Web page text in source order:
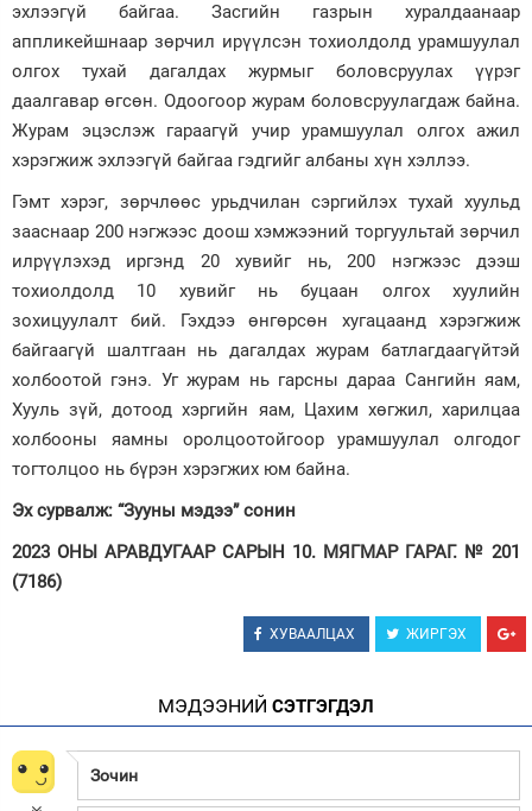
эхлээгүй байгаа. Засгийн газрын хуралдаанаар
аппликейшнаар зөрчил ирүүлсэн тохиолдолд урамшуулал
олгох тухай дагалдах журмыг боловсруулах үүрэг
даалгавар өгсөн. Одоогоор журам боловсруулагдаж байна.
Журам эцэслэж гараагүй учир урамшуулал олгох ажил
хэрэгжиж эхлээгүй байгаа гэдгийг албаны хүн хэллээ.
Гэмт хэрэг, зөрчлөөс урьдчилан сэргийлэх тухай хуульд
зааснаар 200 нэгжээс доош хэмжээний торгуультай зөрчил
илрүүлэхэд иргэнд 20 хувийг нь, 200 нэгжээс дээш
тохиолдолд 10 хувийг нь буцаан олгох хуулийн
зохицуулалт бий. Гэхдээ өнгөрсөн хугацаанд хэрэгжиж
байгаагүй шалтгаан нь дагалдах журам батлагдаагүйтэй
холбоотой гэнэ. Уг журам нь гарсны дараа Сангийн яам,
Хууль зүй, дотоод хэргийн яам, Цахим хөгжил, харилцаа
холбооны яамны оролцоотойгоор урамшуулал олгодог
тогтолцоо нь бүрэн хэрэгжих юм байна.
Эх сурвалж: “Зууны мэдээ” сонин
2023 ОНЫ АРАВДУГААР САРЫН 10. МЯГМАР ГАРАГ. № 201
(7186)
ХУВААЛЦАХ ЖИРГЭХ
МЭДЭЭНИЙ СЭТГЭГДЭЛ